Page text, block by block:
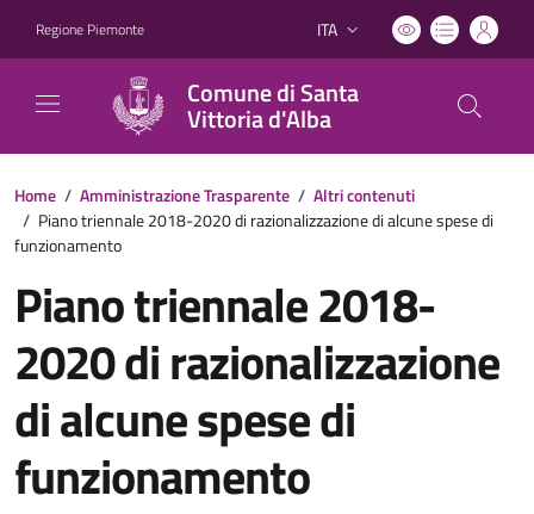
Regione Piemonte Lingua attiva:
ITA
Comune di Santa
Vittoria d'Alba
Home / Amministrazione Trasparente / Altri contenuti
/ Piano triennale 2018-2020 di razionalizzazione di alcune spese di
funzionamento
Piano triennale 2018-
2020 di razionalizzazione
di alcune spese di
funzionamento